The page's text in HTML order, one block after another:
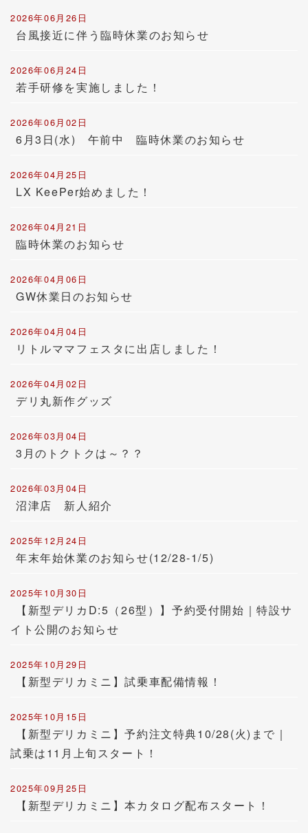
2026年06月26日
台風接近に伴う臨時休業のお知らせ
2026年06月24日
若手研修を実施しました！
2026年06月02日
6月3日(水) 午前中 臨時休業のお知らせ
2026年04月25日
LX KeePer始めました！
2026年04月21日
臨時休業のお知らせ
2026年04月06日
GW休業日のお知らせ
2026年04月04日
リトルママフェスタに出店しました！
2026年04月02日
デリ丸新作グッズ
2026年03月04日
3月のトクトクは～？？
2026年03月04日
沼津店 新人紹介
2025年12月24日
年末年始休業のお知らせ(12/28-1/5)
2025年10月30日
【新型デリカD:5（26型）】予約受付開始｜特設サ
イト公開のお知らせ
2025年10月29日
【新型デリカミニ】試乗車配備情報！
2025年10月15日
【新型デリカミニ】予約注文特典10/28(火)まで｜
試乗は11月上旬スタート！
2025年09月25日
【新型デリカミニ】本カタログ配布スタート！